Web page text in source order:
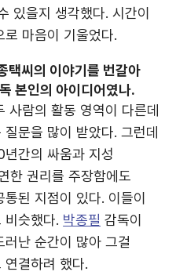
있을지 생각했다. 시간이
마음이 기울었다.
택씨의 이야기를 번갈아
본인의 아이디어였나.
사람의 활동 영역이 다른데
문을 많이 받았다. 그런데
간의 싸움과 지성
한 권리를 주장함에도
된 지점이 있다. 이들이
비슷했다. 박종필 감독이
난 순간이 많아 그걸
연결하려 했다.